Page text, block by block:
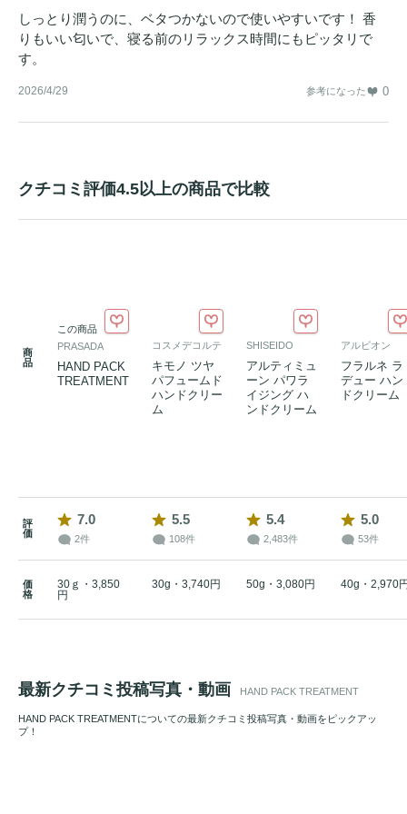
しっとり潤うのに、ベタつかないので使いやすいです！ 香
りもいい匂いで、寝る前のリラックス時間にもピッタリで
す。
2026/4/29 参考になった 0
クチコミ評価4.5以上の商品で比較
商
品
この商品
PRASADA
HAND PACK
TREATMENT
コスメデコルテ
キモノ ツヤ
パフュームド
ハンドクリー
ム
SHISEIDO
アルティミュ
ーン パワラ
イジング ハ
ンドクリーム
アルビオン
フラルネ ラ
デュー ハン
ドクリーム
評
価
7.0
2件
5.5
108件
5.4
2,483件
5.0
53件
価
格
30ｇ・3,850
円
30g・3,740円 50g・3,080円 40g・2,970
最新クチコミ投稿写真・動画 HAND PACK TREATMENT
HAND PACK TREATMENTについての最新クチコミ投稿写真・動画をピックアッ
プ！